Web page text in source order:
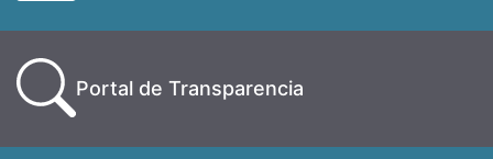
Portal de Transparencia